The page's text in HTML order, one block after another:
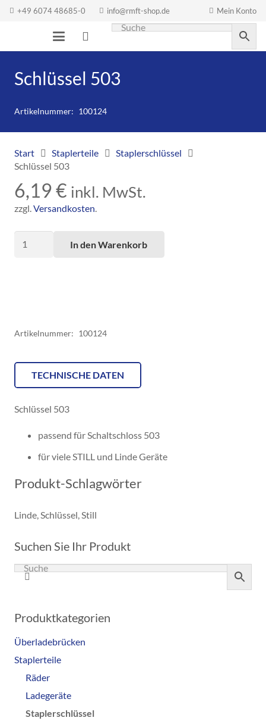
+49 6074 48685-0 info@rmft-shop.de Mein Konto
Schlüssel 503
Artikelnummer: 100124
Start Staplerteile
Staplerschlüssel
Schlüssel 503
6,19€ inkl. MwSt.
zzgl.Versandkosten.
Schlüssel
In den Warenkorb
Artikelnummer: 100124
TECHNISCHE DATEN
Schlüssel 503
passend für Schaltschloss 503
für viele STILL und Linde Geräte
Produkt-Schlagwörter
Linde,Schlüssel,Still
Suchen Sie Ihr Produkt
Produktkategorien
Überladebrücken
Staplerteile
Räder
Ladegeräte
Staplerschlüssel